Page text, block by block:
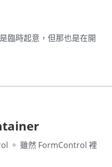
臨時起意，但那也是在開
。 雖然 FormControl 裡